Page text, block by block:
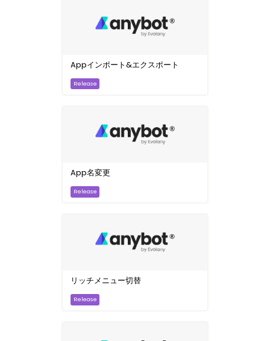
Appインポート&エクスポート
App名変更
リッチメニュー切替